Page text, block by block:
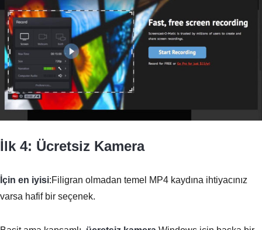
İlk 4: Ücretsiz Kamera
İçin en iyisi:Filigran olmadan temel MP4 kaydına ihtiyacınız
varsa hafif bir seçenek.